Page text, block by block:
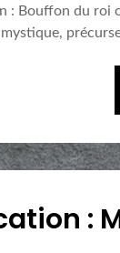
Bouffon du roi
: